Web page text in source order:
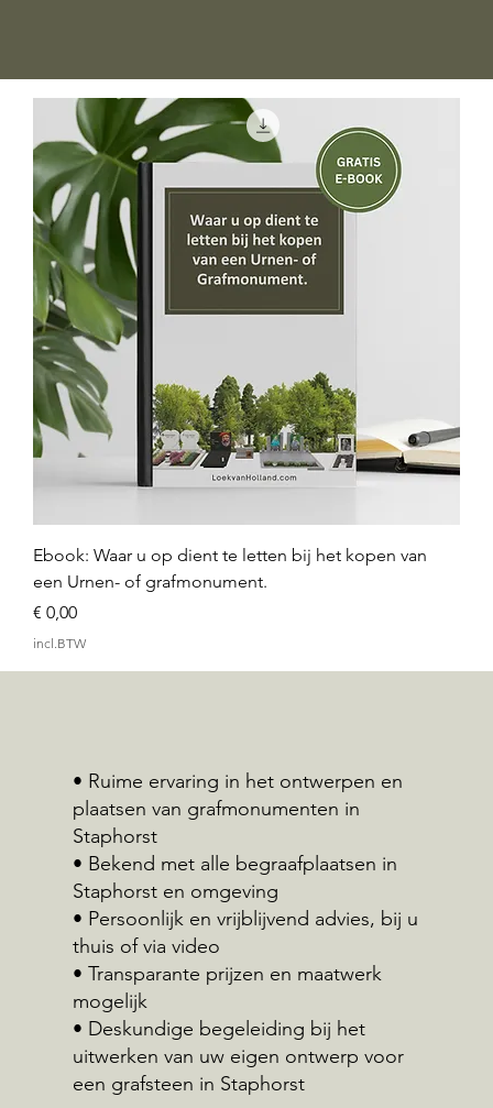
Ebook: Waar u op dient te letten bij het kopen van
een Urnen- of grafmonument.
Prijs
€ 0,00
incl.BTW
• Ruime ervaring in het ontwerpen en
plaatsen van grafmonumenten in
Staphorst
• Bekend met alle begraafplaatsen in
Staphorst en omgeving
• Persoonlijk en vrijblijvend advies, bij u
thuis of via video
• Transparante prijzen en maatwerk
mogelijk
• Deskundige begeleiding bij het
uitwerken van uw eigen ontwerp voor
een grafsteen in Staphorst